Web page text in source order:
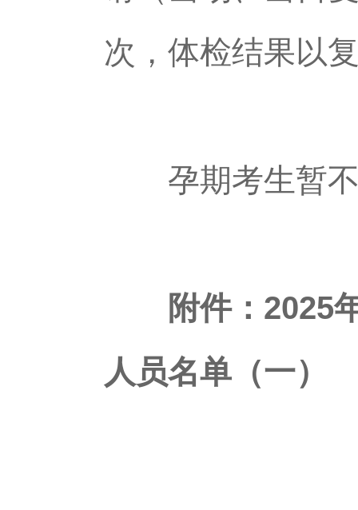
次，体检结果以
孕期考生暂不
附件： 2025
人员名单（一）